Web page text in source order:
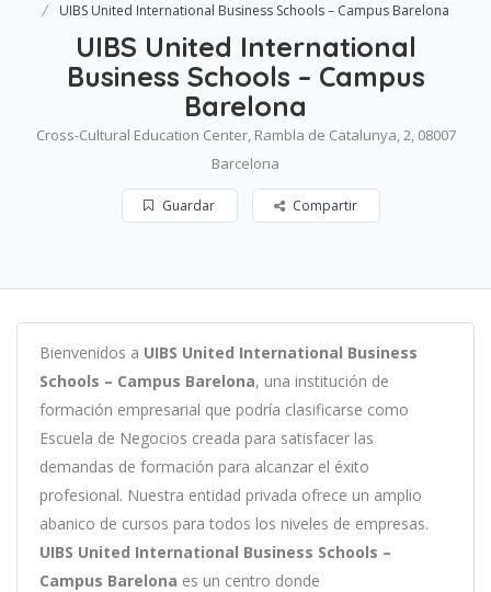
UIBS United International Business Schools – Campus Barelona
UIBS United International
Business Schools – Campus
Barelona
Cross-Cultural Education Center, Rambla de Catalunya, 2, 08007
Barcelona
Guardar Compartir
Bienvenidos a UIBS United International Business
Schools – Campus Barelona, una institución de
formación empresarial que podría clasificarse como
Escuela de Negocios creada para satisfacer las
demandas de formación para alcanzar el éxito
profesional. Nuestra entidad privada ofrece un amplio
abanico de cursos para todos los niveles de empresas.
UIBS United International Business Schools –
Campus Barelona es un centro donde